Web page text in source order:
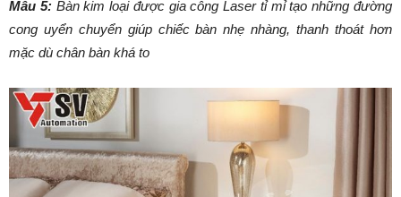
Mẫu 5: Bàn kim loại được gia công Laser tỉ mỉ tạo những đường
cong uyển chuyển giúp chiếc bàn nhẹ nhàng, thanh thoát hơn
mặc dù chân bàn khá to